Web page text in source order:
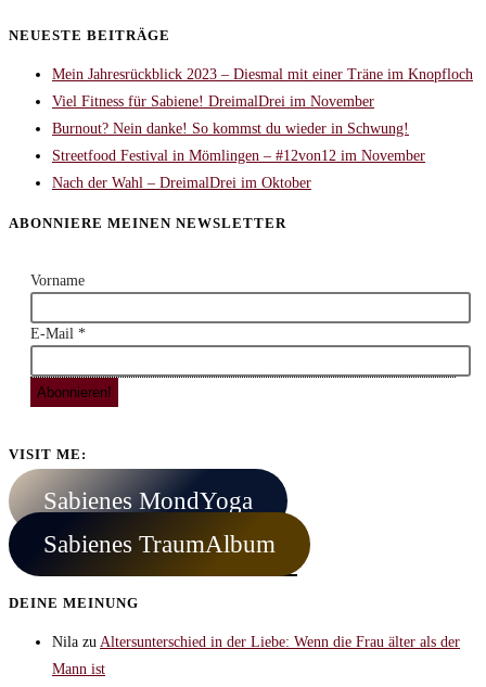
NEUESTE BEITRÄGE
Mein Jahresrückblick 2023 – Diesmal mit einer Träne im Knopfloch
Viel Fitness für Sabiene! DreimalDrei im November
Burnout? Nein danke! So kommst du wieder in Schwung!
Streetfood Festival in Mömlingen – #12von12 im November
Nach der Wahl – DreimalDrei im Oktober
ABONNIERE MEINEN NEWSLETTER
Vorname
E-Mail *
VISIT ME:
Sabienes MondYoga
Sabienes TraumAlbum
DEINE MEINUNG
Nila zu Altersunterschied in der Liebe: Wenn die Frau älter als der
Mann ist